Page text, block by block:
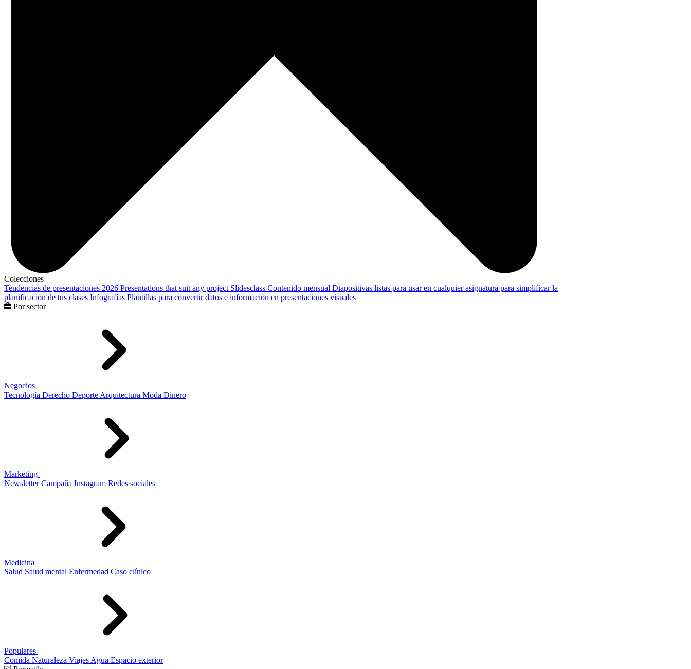
Colecciones
Tendencias de presentaciones 2026 Presentations that suit any project Slidesclass Contenido mensual Diapositivas listas para usar en cualquier asignatura para simplificar la
planificación de tus clases Infografías Plantillas para convertir datos e información en presentaciones visuales
Por sector
Negocios
Tecnología Derecho Deporte Arquitectura Moda Dinero
Marketing
Newsletter Campaña Instagram Redes sociales
Medicina
Salud Salud mental Enfermedad Caso clínico
Populares
Comida Naturaleza Viajes Agua Espacio exterior